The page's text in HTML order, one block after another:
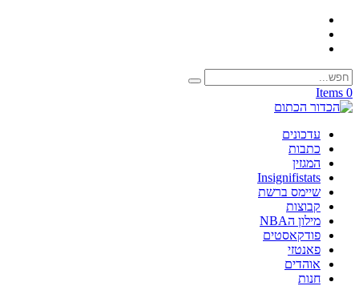
0 Items
עדכונים
כתבות
המגזין
Insignifistats
שיימס ברשת
קבוצות
מילון הNBA
פודקאסטים
פאנטזי
אוהדים
חנות